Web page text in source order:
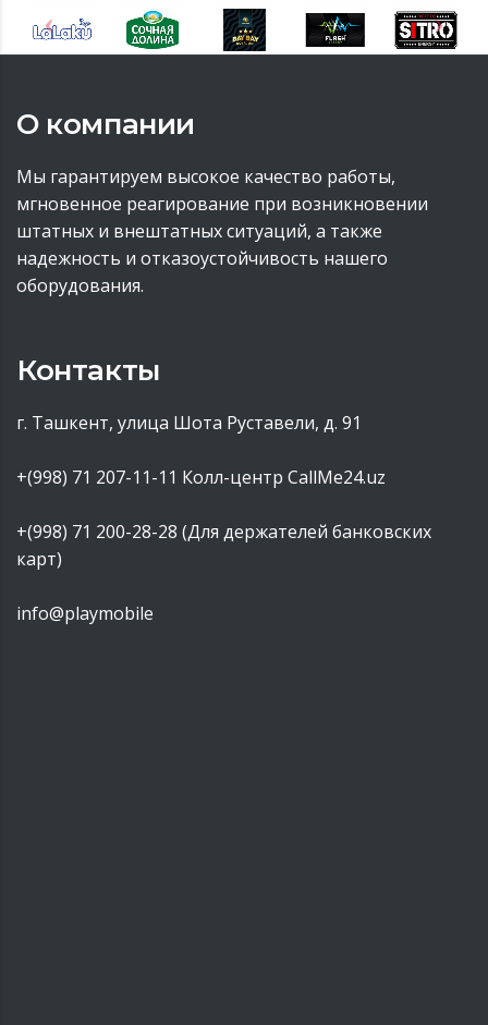
О компании
Мы гарантируем высокое качество работы,
мгновенное реагирование при возникновении
штатных и внештатных ситуаций, а также
надежность и отказоустойчивость нашего
оборудования.
Контакты
г. Ташкент, улица Шота Руставели, д. 91
+(998) 71 207-11-11 Колл-центр CallMe24.uz
+(998) 71 200-28-28 (Для держателей банковских
карт)
info@playmobile